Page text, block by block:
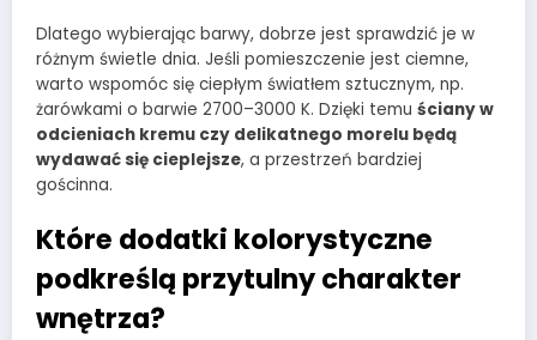
Dlatego wybierając barwy, dobrze jest sprawdzić je w
różnym świetle dnia. Jeśli pomieszczenie jest ciemne,
warto wspomóc się ciepłym światłem sztucznym, np.
żarówkami o barwie 2700–3000 K. Dzięki temu ściany w
odcieniach kremu czy delikatnego morelu będą
wydawać się cieplejsze, a przestrzeń bardziej
gościnna.
Które dodatki kolorystyczne
podkreślą przytulny charakter
wnętrza?